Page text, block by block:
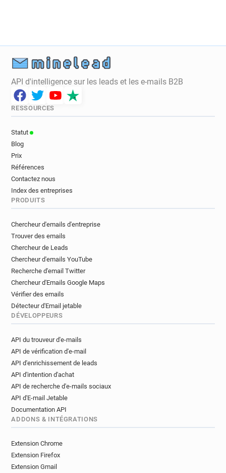
API d'intelligence sur les leads et les e-mails B2B
RESSOURCES
Statut
Blog
Prix
Références
Contactez nous
Index des entreprises
PRODUITS
Chercheur d'emails d'entreprise
Trouver des emails
Chercheur de Leads
Chercheur d'emails YouTube
Recherche d'email Twitter
Chercheur d'Emails Google Maps
Vérifier des emails
Détecteur d'Email jetable
DÉVELOPPEURS
API du trouveur d'e-mails
API de vérification d'e-mail
API d'enrichissement de leads
API d'intention d'achat
API de recherche d'e-mails sociaux
API d'E-mail Jetable
Documentation API
ADDONS & INTÉGRATIONS
Extension Chrome
Extension Firefox
Extension Gmail